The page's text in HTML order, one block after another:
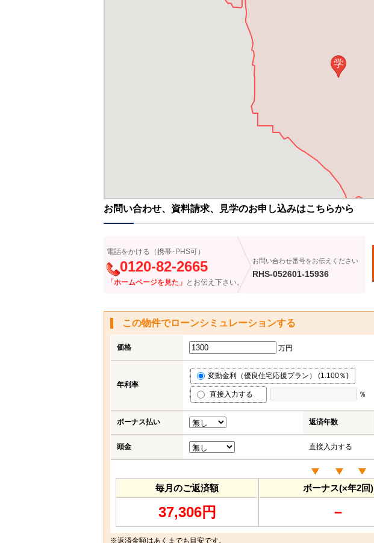
学
お問い合わせ、資料請求、見学のお申し込みはこちらから
電話をかける（携帯･PHS可）
0120-82-2665
「ホームページを見た」 とお伝え下さい。
お問い合わせ番号をお伝えください
RHS-052601-15936
この物件でローンシミュレーションする
価格 万円
年利率
変動金利（優良住宅応援プラン） (1.100％)
直接入力する ％
ボーナス払い 返済年数
頭金 直接入力する
毎月のご返済額
37,306円
ボーナス(×年2回)
－
※返済金額はあくまでも目安です。